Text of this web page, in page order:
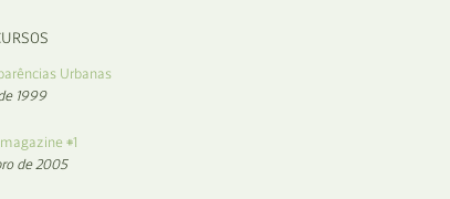
Urbanas
1999
#1
de 2005